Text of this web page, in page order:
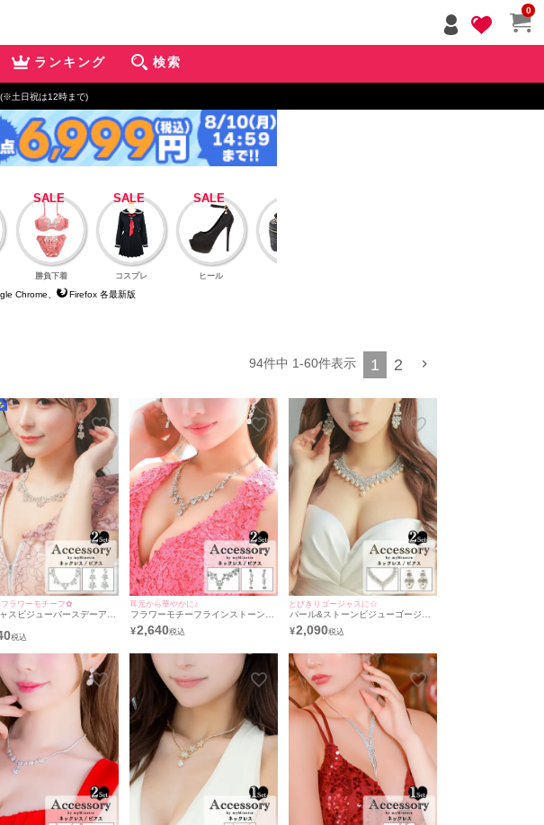
0
ランキング 検索
勝負下着 コスプレ ヒール
Chrome、 Firefox 各最新版
94件中 1-60件表示 1 2
フラワーモチーフ✿
スビジューバースデーアク
バースデーピアス]
耳元から華やかに♪
フラワーモチーフラインストーンバ
ースデーアクセサリー2点セット [バ
ースデーネックレス＋イヤリング]
¥2,640
とびきりゴージャスに☆
パール&ストーンビジューゴージャ
スバースデーアクセサリー2点セッ
ト [バースデーネックレス＋イヤリ
¥2,090
ジト
ップ